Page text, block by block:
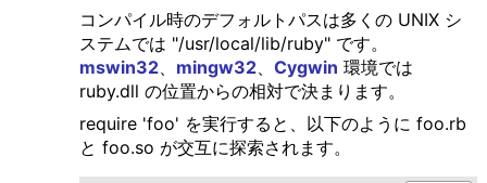
コンパイル時のデフォルトパスは多くの UNIX シ
ステムでは "/usr/local/lib/ruby" です。
mswin32、 mingw32、 Cygwin 環境では
ruby.dll の位置からの相対で決まります。
require 'foo' を実行すると、以下のように foo.rb
と foo.so が交互に探索されます。